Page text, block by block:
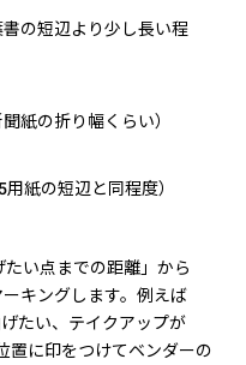
の短辺より少し長い程
紙の折り幅くらい）
紙の短辺と同程度）
い点までの距離」から
キングします。例えば
たい、テイクアップが
に印をつけてベンダーの